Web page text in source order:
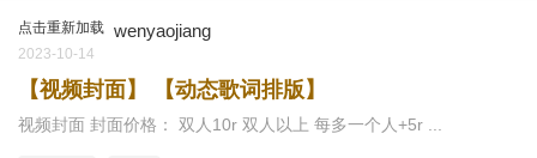
点击重新加载 wenyaojiang
2023-10-14
【视频封面】 【动态歌词排版】
视频封面 封面价格： 双人10r 双人以上 每多一个人+5r ...